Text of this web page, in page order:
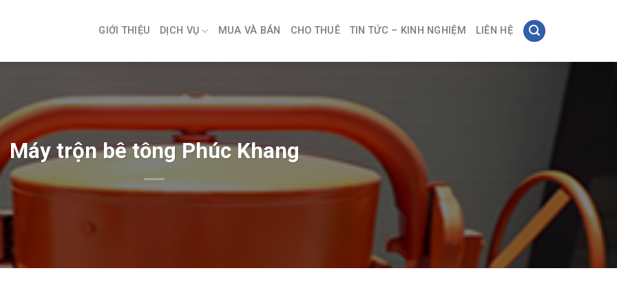
GIỚI THIỆU DỊCH VỤ MUA VÀ BÁN CHO THUÊ TIN TỨC – KINH NGHIỆM LIÊN HỆ
Máy trộn bê tông Phúc Khang